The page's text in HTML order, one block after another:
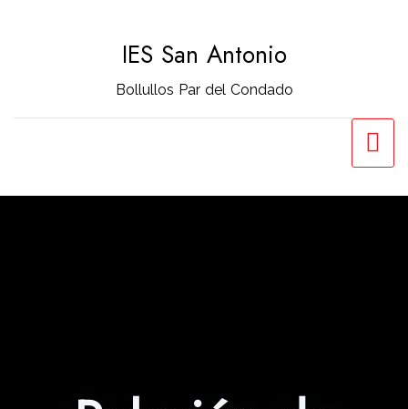
IES San Antonio
Bollullos Par del Condado